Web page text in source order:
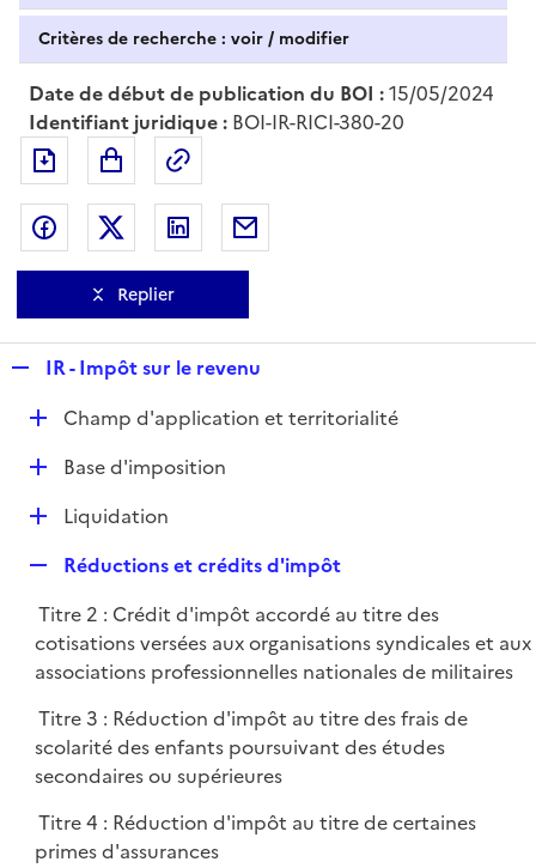
Critères de recherche : voir / modifier
Date de début de publication du BOI :15/05/2024
Identifiant juridique : BOI-IR-RICI-380-20
Exporter le document au format pdf
Partager sur Facebook
Partager sur Twitter
Partager sur LinkedIn
Replier
p
l
i
e
IR - Impôt sur le revenu
DChamp d'application et territorialité
D
e
r
Base d'imposition
D
l
i
e
r
Liquidation
p
l
i
e
Réductions et crédits d'impôt
Titre 2 : Crédit d'impôt accordé au titre des
cotisations versées aux organisations syndicales et aux
associations professionnelles nationales de militaires
Titre 3 : Réduction d'impôt au titre des frais de
scolarité des enfants poursuivant des études
secondaires ou supérieures
Titre 4 : Réduction d'impôt au titre de certaines
primes d'assurances